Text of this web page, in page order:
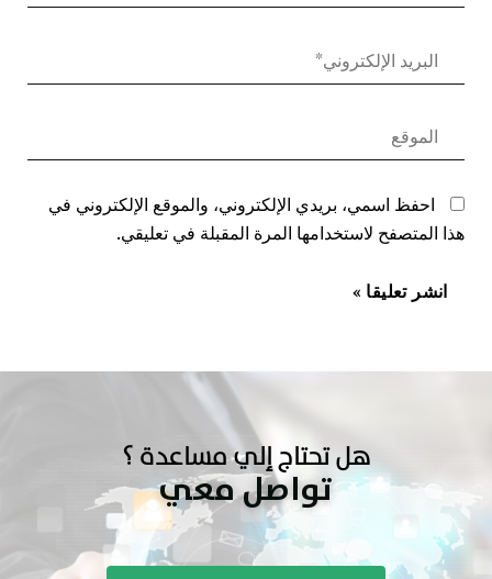
احفظ اسمي، بريدي الإلكتروني، والموقع الإلكتروني في
هذا المتصفح لاستخدامها المرة المقبلة في تعليقي.
هل تحتاج إلي مساعدة ؟
تواصل معي